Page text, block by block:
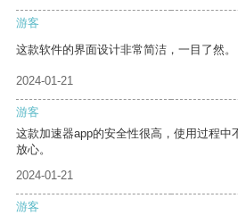
游客
这款软件的界面设计非常简洁，一目了然。
2024-01-21
游客
这款加速器app的安全性很高，使用过程中
放心。
2024-01-21
游客